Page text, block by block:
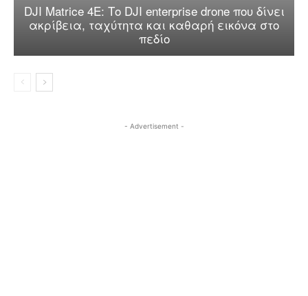
DJI Matrice 4E: Το DJI enterprise drone που δίνει
ακρίβεια, ταχύτητα και καθαρή εικόνα στο
πεδίο
- Advertisement -